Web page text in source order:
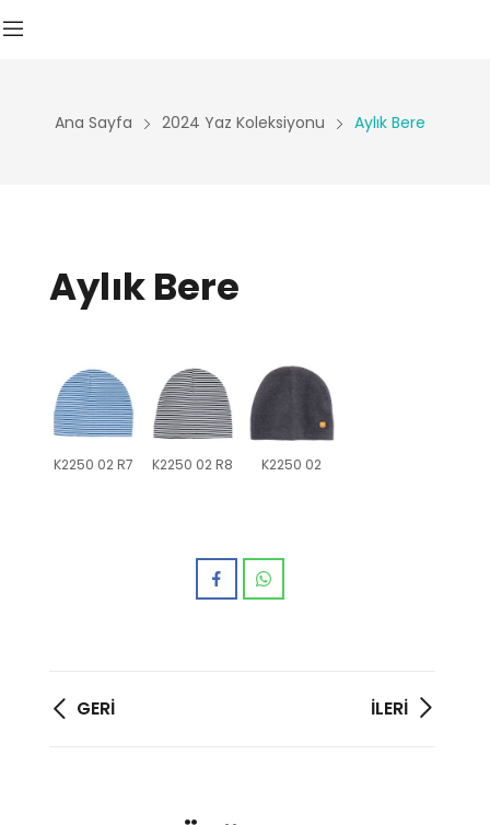
Ana Sayfa 2024 Yaz Koleksiyonu Aylık Bere
Aylık Bere
K2250 02 R7 K2250 02 R8 K2250 02
Yazı
GERI İLERI